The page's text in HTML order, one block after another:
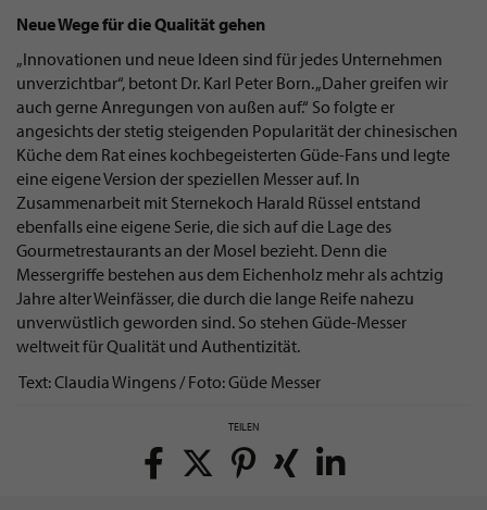
Neue Wege für die Qualität gehen
„Innovationen und neue Ideen sind für jedes Unternehmen
unverzichtbar“, betont Dr. Karl Peter Born. „Daher greifen wir
auch gerne Anregungen von außen auf.“ So folgte er
angesichts der stetig steigenden Popularität der chinesischen
Küche dem Rat eines kochbegeisterten Güde-Fans und legte
eine eigene Version der speziellen Messer auf. In
Zusammenarbeit mit Sternekoch Harald Rüssel entstand
ebenfalls eine eigene Serie, die sich auf die Lage des
Gourmetrestaurants an der Mosel bezieht. Denn die
Messergriffe bestehen aus dem Eichenholz mehr als achtzig
Jahre alter Weinfässer, die durch die lange Reife nahezu
unverwüstlich geworden sind. So stehen Güde-Messer
weltweit für Qualität und Authentizität.
Text: Claudia Wingens / Foto: Güde Messer
TEILEN